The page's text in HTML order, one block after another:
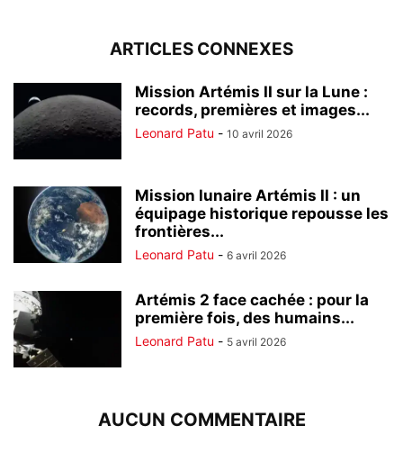
ARTICLES CONNEXES
Mission Artémis II sur la Lune :
records, premières et images...
Leonard Patu - 10 avril 2026
Mission lunaire Artémis II : un
équipage historique repousse les
frontières...
Leonard Patu - 6 avril 2026
Artémis 2 face cachée : pour la
première fois, des humains...
Leonard Patu - 5 avril 2026
AUCUN COMMENTAIRE